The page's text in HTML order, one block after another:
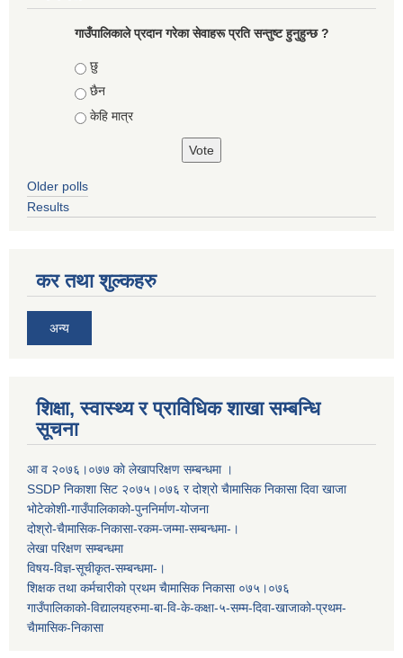
गाउँपालिकाले प्रदान गरेका सेवाहरू प्रति सन्तुष्ट हुनुहुन्छ ?
Choices
छु
छैन
केहि मात्र
Older polls
Results
कर तथा शुल्कहरु
अन्य
शिक्षा, स्वास्थ्य र प्राविधिक शाखा सम्बन्धि
सूचना
आ व २०७६।०७७ काे लेखापरिक्षण सम्बन्धमा ।
SSDP निकाशा सिट २०७५।०७६ र दोश्रो चैामासिक निकासा दिवा खाजा
भोटेकोशी-गाउँपालिकाको-पुननिर्माण-योजना
दोश्रो-चैामासिक-निकासा-रकम-जम्मा-सम्बन्धमा-।
लेखा परिक्षण सम्बन्धमा
विषय-विज्ञ-सूचीकृत-सम्बन्धमा-।
शिक्षक तथा कर्मचारीको प्रथम च‌ैामासिक निकासा ०७५।०७६
गाउँपालिकाको-विद्यालयहरुमा-बा-वि-के-कक्षा-५-सम्म-दिवा-खाजाको-प्रथम-
चैामासिक-निकासा